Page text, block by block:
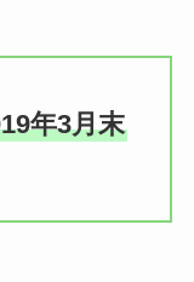
年3月末